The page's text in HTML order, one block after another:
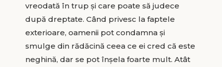
vreodată în trup şi care poate să judece
după dreptate. Când privesc la faptele
exterioare, oamenii pot condamna şi
smulge din rădăcină ceea ce ei cred că este
neghină, dar se pot înşela foarte mult. Atât